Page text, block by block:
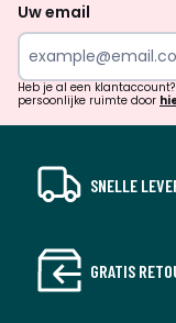
Uw email
Heb je al een
persoonlijke ruimte door
SNELLE
GRATIS